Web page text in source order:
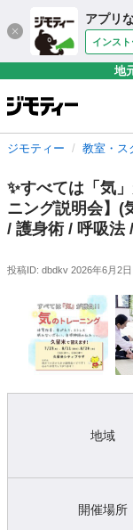
アプリ
インス
地
ジモティー 教室・ス
✨すべては「気
ニング説明会】(
/ 護身術 / 呼吸法
投稿ID: dbdkv 2026年6月2
地域
開催場所